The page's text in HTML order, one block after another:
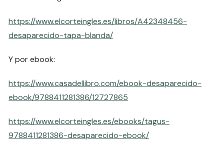
https://www.elcorteingles.es/libros/A42348456-
desaparecido-tapa-blanda/
Y por ebook:
https://www.casadellibro.com/ebook-desaparecido-
ebook/9788411281386/12727865
https://www.elcorteingles.es/ebooks/tagus-
9788411281386-desaparecido-ebook/